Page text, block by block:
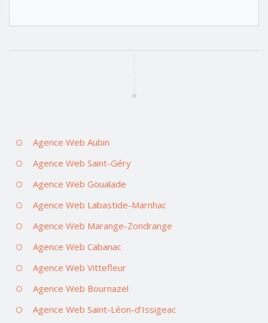
Agence Web Aubin
Agence Web Saint-Géry
Agence Web Goualade
Agence Web Labastide-Marnhac
Agence Web Marange-Zondrange
Agence Web Cabanac
Agence Web Vittefleur
Agence Web Bournazel
Agence Web Saint-Léon-d’Issigeac